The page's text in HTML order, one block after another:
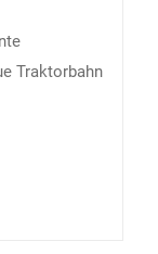
Traktorbahn